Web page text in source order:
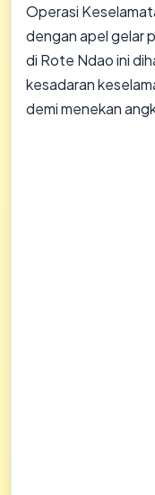
Operasi
dengan apel gelar
di Rote Ndao ini
kesadaran
demi menekan